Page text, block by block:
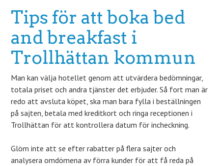
Tips för att boka bed
and breakfast i
Trollhättan kommun
Man kan välja hotellet genom att utvärdera bedömningar,
totala priset och andra tjänster det erbjuder. Så fort man är
redo att avsluta köpet, ska man bara fylla i beställningen
på sajten, betala med kreditkort och ringa receptionen i
Trollhättan för att kontrollera datum för incheckning.
Glöm inte att se efter rabatter på flera sajter och
analysera omdömena av förra kunder för att få reda på